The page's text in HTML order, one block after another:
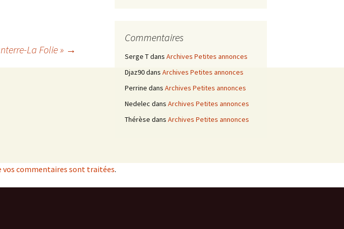
La Folie » →
vos commentaires sont traitées.
Commentaires
Serge Tdans Archives Petites annonces
Djaz90dans Archives Petites annonces
Perrine dans Archives Petites annonces
Nedelec dans Archives Petites annonces
Thérèse dans Archives Petites annonces